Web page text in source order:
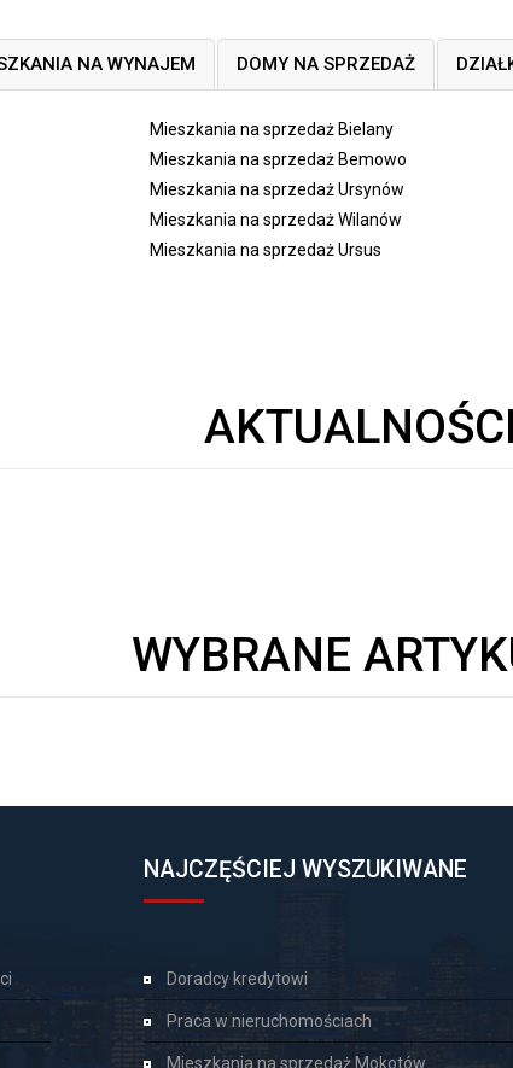
NA WYNAJEM DOMY NA SPRZEDAŻ
Mieszkania na sprzedaż Bielany
Mieszkania na sprzedaż Bemowo
Mieszkania na sprzedaż Ursynów
Mieszkania na sprzedaż Wilanów
Mieszkania na sprzedaż Ursus
AKTUALNOŚCI
WYBRANE
NAJCZĘŚCIEJ WYSZUKIWANE
Doradcy kredytowi
Praca w nieruchomościach
Mieszkania na sprzedaż Mokotów